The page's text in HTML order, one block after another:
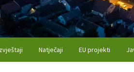
Natječaji EU projekti